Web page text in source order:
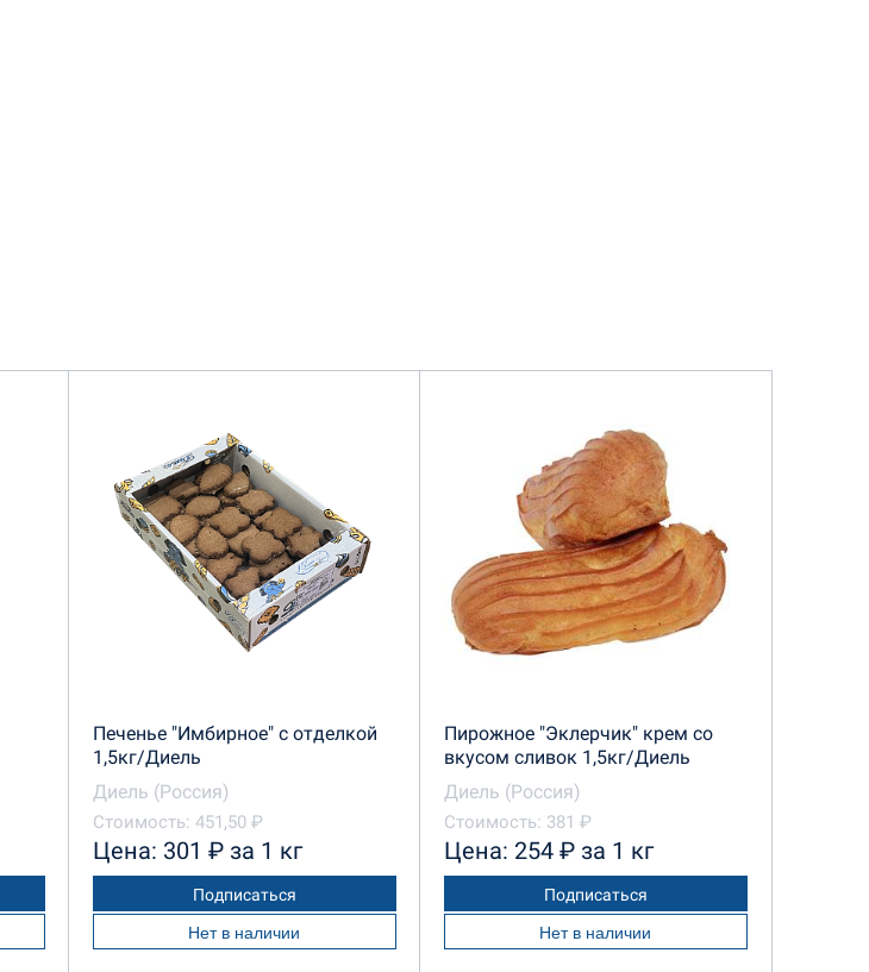
Печенье "Имбирное" с отделкой
1,5кг/Диель
Диель (Россия)
Стоимость: 451,50 ₽
Цена: 301 ₽ за 1 кг
Подписаться
Нет в наличии
Пирожное "Эклерчик" крем со
вкусом сливок 1,5кг/Диель
Диель (Россия)
Стоимость: 381 ₽
Цена: 254 ₽ за 1 кг
Подписаться
Нет в наличии